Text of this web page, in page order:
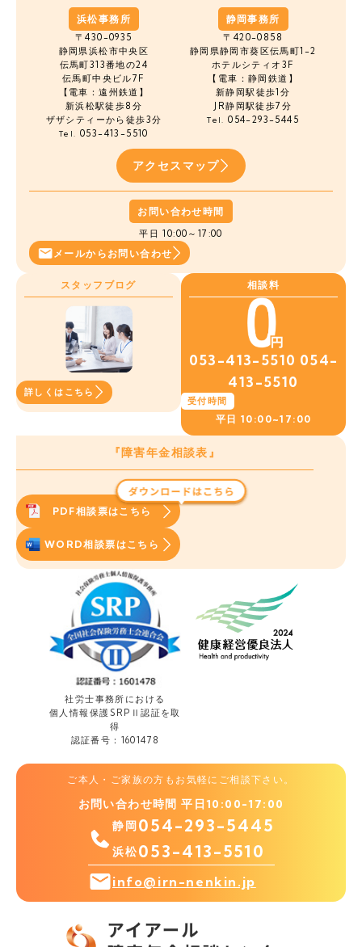
浜松事務所
〒430-0935
静岡県浜松市中央区
伝馬町313番地の24
伝馬町中央ビル7F
【電車：遠州鉄道】
新浜松駅徒歩8分
ザザシティーから徒歩3分
Tel. 053-413-5510
静岡事務所
〒420-0858
静岡県静岡市葵区伝馬町1-2
ホテルシティオ3F
【電車：静岡鉄道】
新静岡駅徒歩1分
JR静岡駅徒歩7分
Tel. 054-293-5445
アクセスマップ
お問い合わせ時間
平日 10:00～17:00
メールから お問い合わせ
スタッフブログ
詳しくはこちら
相談料
053-413-5510 054-
413-5510
受付時間
平日 10:00~17:00
『障害年金相談表』
PDF相談票はこちら
WORD相談票はこちら
社労士事務所における
個人情報保護SRPⅡ認証を取
得
認証番号：1601478
ご本人・ご家族の方もお気軽にご相談下さい。
お問い合わせ時間 平日10:00-17:00
静岡054-293-5445
浜松053-413-5510
info@irn-nenkin.jp